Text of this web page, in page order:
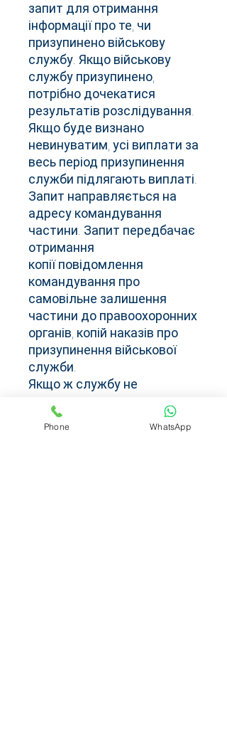
запит для отримання
інформації про те, чи
призупинено військову
службу. Якщо військову
службу призупинено,
потрібно дочекатися
результатів розслідування.
Якщо буде визнано
невинуватим, усі виплати за
весь період призупинення
служби підлягають виплаті.
Запит направляється на
адресу командування
частини. Запит передбачає
отримання
копії повідомлення
командування про
самовільне залишення
частини до правоохоронних
органів, копій наказів про
призупинення військової
служби.
Якщо ж службу не
повернутися до свого
підрозділу і прожовжувати
Phone WhatsApp